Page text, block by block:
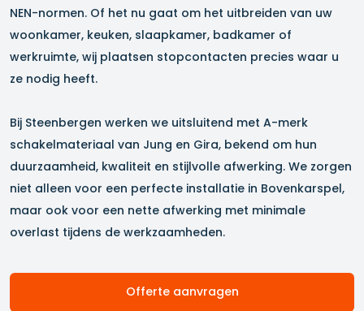
NEN-normen. Of het nu gaat om het uitbreiden van uw
woonkamer, keuken, slaapkamer, badkamer of
werkruimte, wij plaatsen stopcontacten precies waar u
ze nodig heeft.
Bij Steenbergen werken we uitsluitend met A-merk
schakelmateriaal van Jung en Gira, bekend om hun
duurzaamheid, kwaliteit en stijlvolle afwerking. We zorgen
niet alleen voor een perfecte installatie in Bovenkarspel,
maar ook voor een nette afwerking met minimale
overlast tijdens de werkzaamheden.
Offerte aanvragen